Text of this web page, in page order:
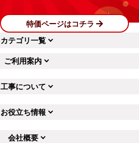
特価ページはコチラ
カテゴリ一覧
ご利用案内
工事について
お役立ち情報
会社概要